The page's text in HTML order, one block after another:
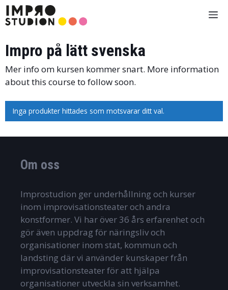
Hoppa
till
Impro på lätt svenska
Mer info om kursen kommer snart. More information
about this course to follow soon.
Inga produkter hittades som motsvarar ditt val.
Om oss
Improstudion ger underhållning och kurser
inom improvisationsteater och andra
konstformer. Vi har över 36 års erfarenhet och
gör även uppdrag för näringsliv och
organisationer inom stat, kommun och
landsting där vi använder kunskaper från
improvisationsteater för att hjälpa
organisationer utveckla sin verksamhet.